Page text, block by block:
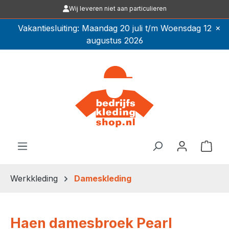
Ga naar de hoofdinhoudWij leveren niet aan particulieren
Vakantiesluiting: Maandag 20 juli t/m Woensdag 12
augustus 2026
×
Werkkleding Dameskleding
Haen damesbroek Pearl